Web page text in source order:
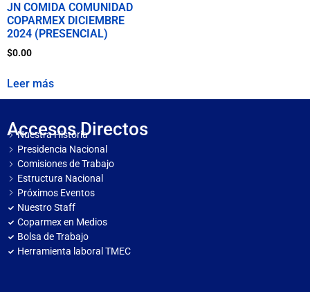
JN COMIDA COMUNIDAD
COPARMEX DICIEMBRE
2024 (PRESENCIAL)
$0.00
Leer más
Accesos Directos
Nuestra Historia
Presidencia Nacional
Comisiones de Trabajo
Estructura Nacional
Próximos Eventos
Nuestro Staff
Coparmex en Medios
Bolsa de Trabajo
Herramienta laboral TMEC